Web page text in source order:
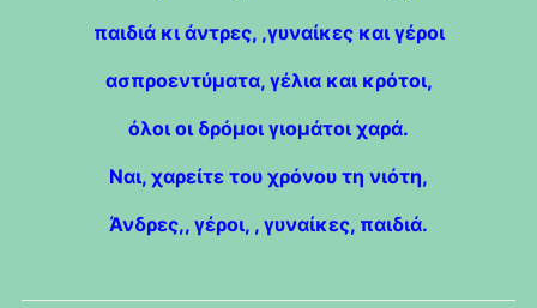
παιδιά κι άντρες, ,γυναίκες και γέροι
ασπροεντύματα, γέλια και κρότοι,
όλοι οι δρόμοι γιομάτοι χαρά.
Ναι, χαρείτε του χρόνου τη νιότη,
Άνδρες,, γέροι, , γυναίκες, παιδιά.